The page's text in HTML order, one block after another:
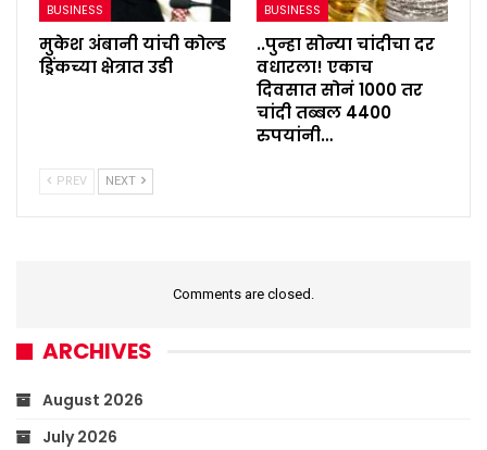
BUSINESS
मुकेश अंबानी यांची कोल्ड
ड्रिंकच्या क्षेत्रात उडी
BUSINESS
..पुन्हा सोन्या चांदीचा दर
वधारला! एकाच
दिवसात सोनं 1000 तर
चांदी तब्बल 4400
रुपयांनी…
PREV NEXT
Comments are closed.
ARCHIVES
August 2026
July 2026